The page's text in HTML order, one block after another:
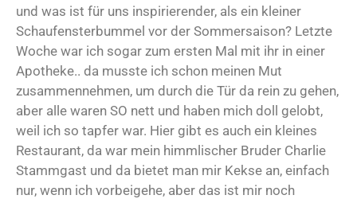
und was ist für uns inspirierender, als ein kleiner
Schaufensterbummel vor der Sommersaison? Letzte
Woche war ich sogar zum ersten Mal mit ihr in einer
Apotheke.. da musste ich schon meinen Mut
zusammennehmen, um durch die Tür da rein zu gehen,
aber alle waren SO nett und haben mich doll gelobt,
weil ich so tapfer war. Hier gibt es auch ein kleines
Restaurant, da war mein himmlischer Bruder Charlie
Stammgast und da bietet man mir Kekse an, einfach
nur, wenn ich vorbeigehe, aber das ist mir noch